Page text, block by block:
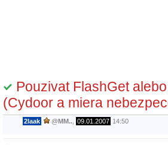
Pouzivat FlashGet
(Cydoor a miera
2laak @MM.. 09.01.2007 14:50